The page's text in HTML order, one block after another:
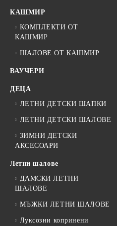
КАШМИР
КОМПЛЕКТИ ОТ
КАШМИР
ШАЛОВЕ ОТ КАШМИР
ВАУЧЕРИ
ДЕЦА
ЛЕТНИ ДЕТСКИ ШАПКИ
ЛЕТНИ ДЕТСКИ ШАЛОВЕ
ЗИМНИ ДЕТСКИ
АКСЕСОАРИ
Летни шалове
ДАМСКИ ЛЕТНИ
ШАЛОВЕ
МЪЖКИ ЛЕТНИ ШАЛОВЕ
Луксозни копринени